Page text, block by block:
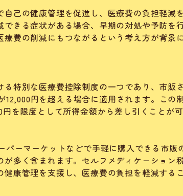
己の健康管理を促進し、医療費の負担軽減
きる症状がある場合、早期の対処や予防を
費の削減にもつながるという考え方が背景
特別な医療費控除制度の一つであり、市販
円を超える場合に適用されます。この
を限度として所得金額から差し引くことが
ーマーケットなどで手軽に購入できる市販
多く含まれます。セルフメディケーション税
康管理を支援し、医療費の負担を軽減する